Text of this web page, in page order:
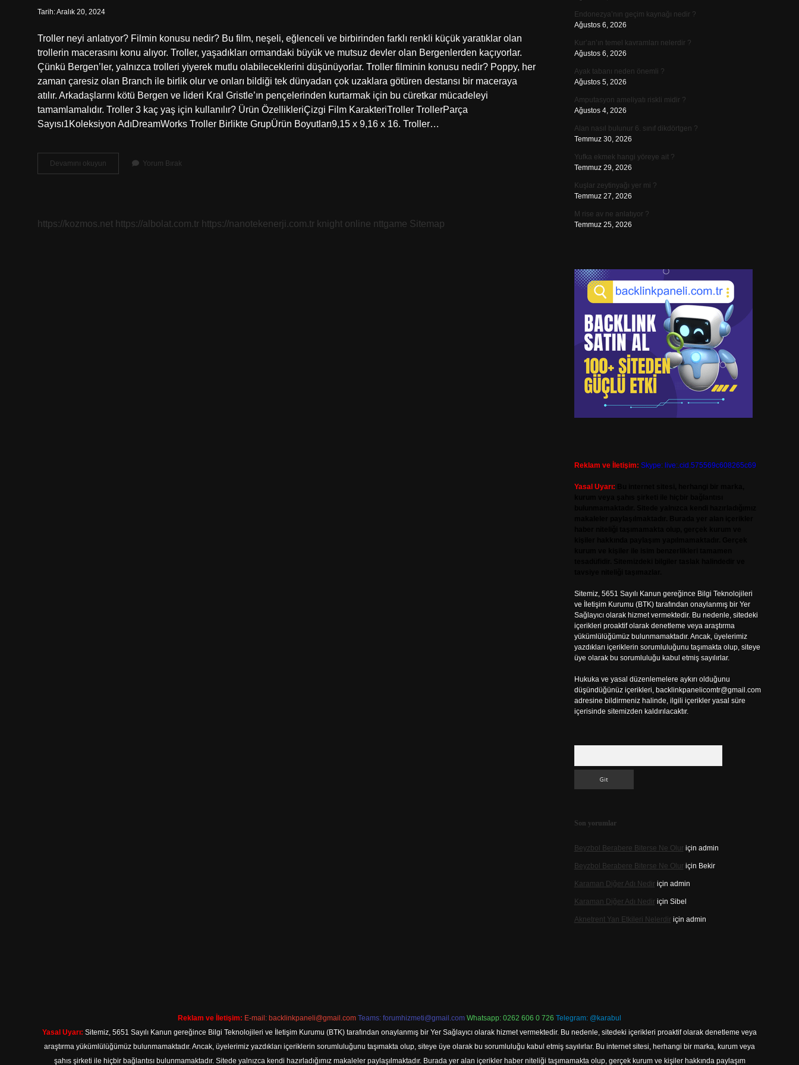
Tarih: Aralık 20, 2024
Troller neyi anlatıyor? Filmin konusu nedir? Bu film, neşeli, eğlenceli ve birbirinden farklı renkli küçük yaratıklar olan
trollerin macerasını konu alıyor. Troller, yaşadıkları ormandaki büyük ve mutsuz devler olan Bergenlerden kaçıyorlar.
Çünkü Bergen’ler, yalnızca trolleri yiyerek mutlu olabileceklerini düşünüyorlar. Troller filminin konusu nedir? Poppy, her
zaman çaresiz olan Branch ile birlik olur ve onları bildiği tek dünyadan çok uzaklara götüren destansı bir maceraya
atılır. Arkadaşlarını kötü Bergen ve lideri Kral Gristle’ın pençelerinden kurtarmak için bu cüretkar mücadeleyi
tamamlamalıdır. Troller 3 kaç yaş için kullanılır? Ürün Özellikleri‎Çizgi Film Karakteri‎Troller TrollerParça
Sayısı‎1Koleksiyon Adı‎DreamWorks Troller Birlikte GrupÜrün Boyutları‎9,15 x 9,16 x 16. Troller…
Devamını okuyun
3
Yorum Bırak
https://kozmos.net https://albolat.com.tr https://nanotekenerji.com.tr knight online nttgame Sitemap
Endonezya’nın geçim kaynağı nedir ?
Ağustos 6, 2026
Kur’an’ın temel kavramları nelerdir ?
Ağustos 6, 2026
Ayak tabanı neden önemli ?
Ağustos 5, 2026
Amputasyon ameliyatı riskli midir ?
Ağustos 4, 2026
Alan nasıl bulunur 6. sınıf dikdörtgen ?
Temmuz 30, 2026
Yufka ekmek hangi yöreye ait ?
Temmuz 29, 2026
Kuşlar zeytinyağı yer mi ?
Temmuz 27, 2026
M rise av ne anlatıyor ?
Temmuz 25, 2026
Reklam ve İletişim: Skype: live:.cid.575569c608265c69
Yasal Uyarı:
Sitemiz, 5651 Sayılı Kanun gereğince Bilgi Teknolojileri
ve İletişim Kurumu (BTK) tarafından onaylanmış bir Yer
Sağlayıcı olarak hizmet vermektedir. Bu nedenle, sitedeki
içerikleri proaktif olarak denetleme veya araştırma
yükümlülüğümüz bulunmamaktadır. Ancak, üyelerimiz
yazdıkları içeriklerin sorumluluğunu taşımakta olup, siteye
üye olarak bu sorumluluğu kabul etmiş sayılırlar.
Hukuka ve yasal düzenlemelere aykırı olduğunu
düşündüğünüz içerikleri, backlinkpanelicomtr@gmail.com
adresine bildirmeniz halinde, ilgili içerikler yasal süre
içerisinde sitemizden kaldırılacaktır.
Son yorumlar
Beyzbol Berabere Biterse Ne Oluriçin admin
Beyzbol Berabere Biterse Ne Oluriçin Bekir
Karaman Diğer Adı Nediriçin admin
Karaman Diğer Adı Nediriçin Sibel
Aknetrent Yan Etkileri Nelerdiriçin admin
Reklam ve İletişim: E-mail: backlinkpaneli@gmail.com Teams: forumhizmeti@gmail.com Whatsapp: 0262 606 0 726 Telegram: @karabul
Yasal Uyarı: Sitemiz, 5651 Sayılı Kanun gereğince Bilgi Teknolojileri ve İletişim Kurumu (BTK) tarafından onaylanmış bir Yer Sağlayıcı olarak hizmet vermektedir. Bu nedenle, sitedeki içerikleri proaktif olarak denetleme veya
araştırma yükümlülüğümüz bulunmamaktadır. Ancak, üyelerimiz yazdıkları içeriklerin sorumluluğunu taşımakta olup, siteye üye olarak bu sorumluluğu kabul etmiş sayılırlar. Bu internet sitesi, herhangi bir marka, kurum veya
şahıs şirketi ile hiçbir bağlantısı bulunmamaktadır. Sitede yalnızca kendi hazırladığımız makaleler paylaşılmaktadır. Burada yer alan içerikler haber niteliği taşımamakta olup, gerçek kurum ve kişiler hakkında paylaşım